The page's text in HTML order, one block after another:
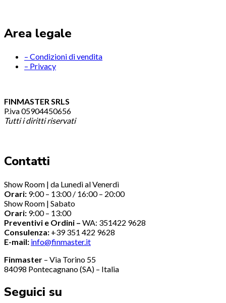
Area legale
– Condizioni di vendita
– Privacy
FINMASTER SRLS
P.iva 05904450656
Tutti i diritti riservati
Contatti
Show Room | da Lunedì al Venerdì
Orari: 9:00 – 13:00 / 16:00 – 20:00
Show Room | Sabato
Orari: 9:00 – 13:00
Preventivi e Ordini – WA: 351422 9628
Consulenza: +39 351 422 9628
E-mail: info@finmaster.it
Finmaster – Via Torino 55
84098 Pontecagnano (SA) – Italia
Seguici su